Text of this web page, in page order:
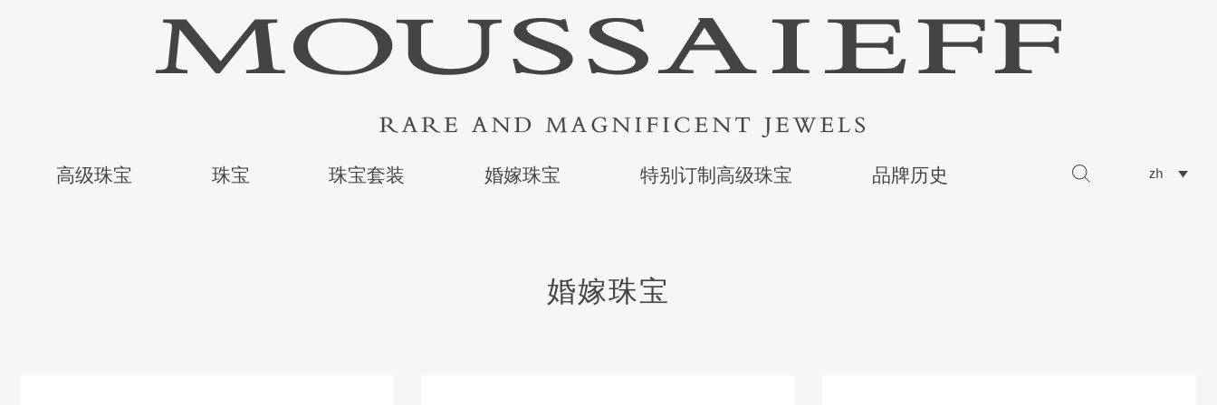
高级珠宝 珠宝 珠宝套装 婚嫁珠宝 特别订制高级珠宝 品牌历史 zh
婚嫁珠宝